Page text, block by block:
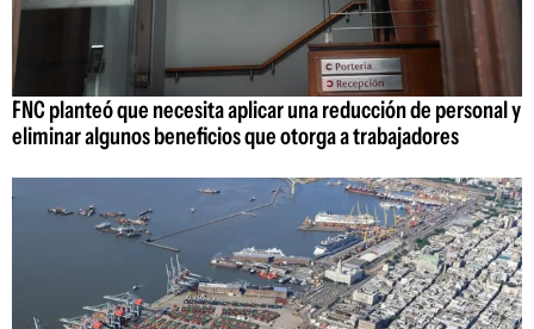
FNC planteó que necesita aplicar una reducción de personal y
eliminar algunos beneficios que otorga a trabajadores